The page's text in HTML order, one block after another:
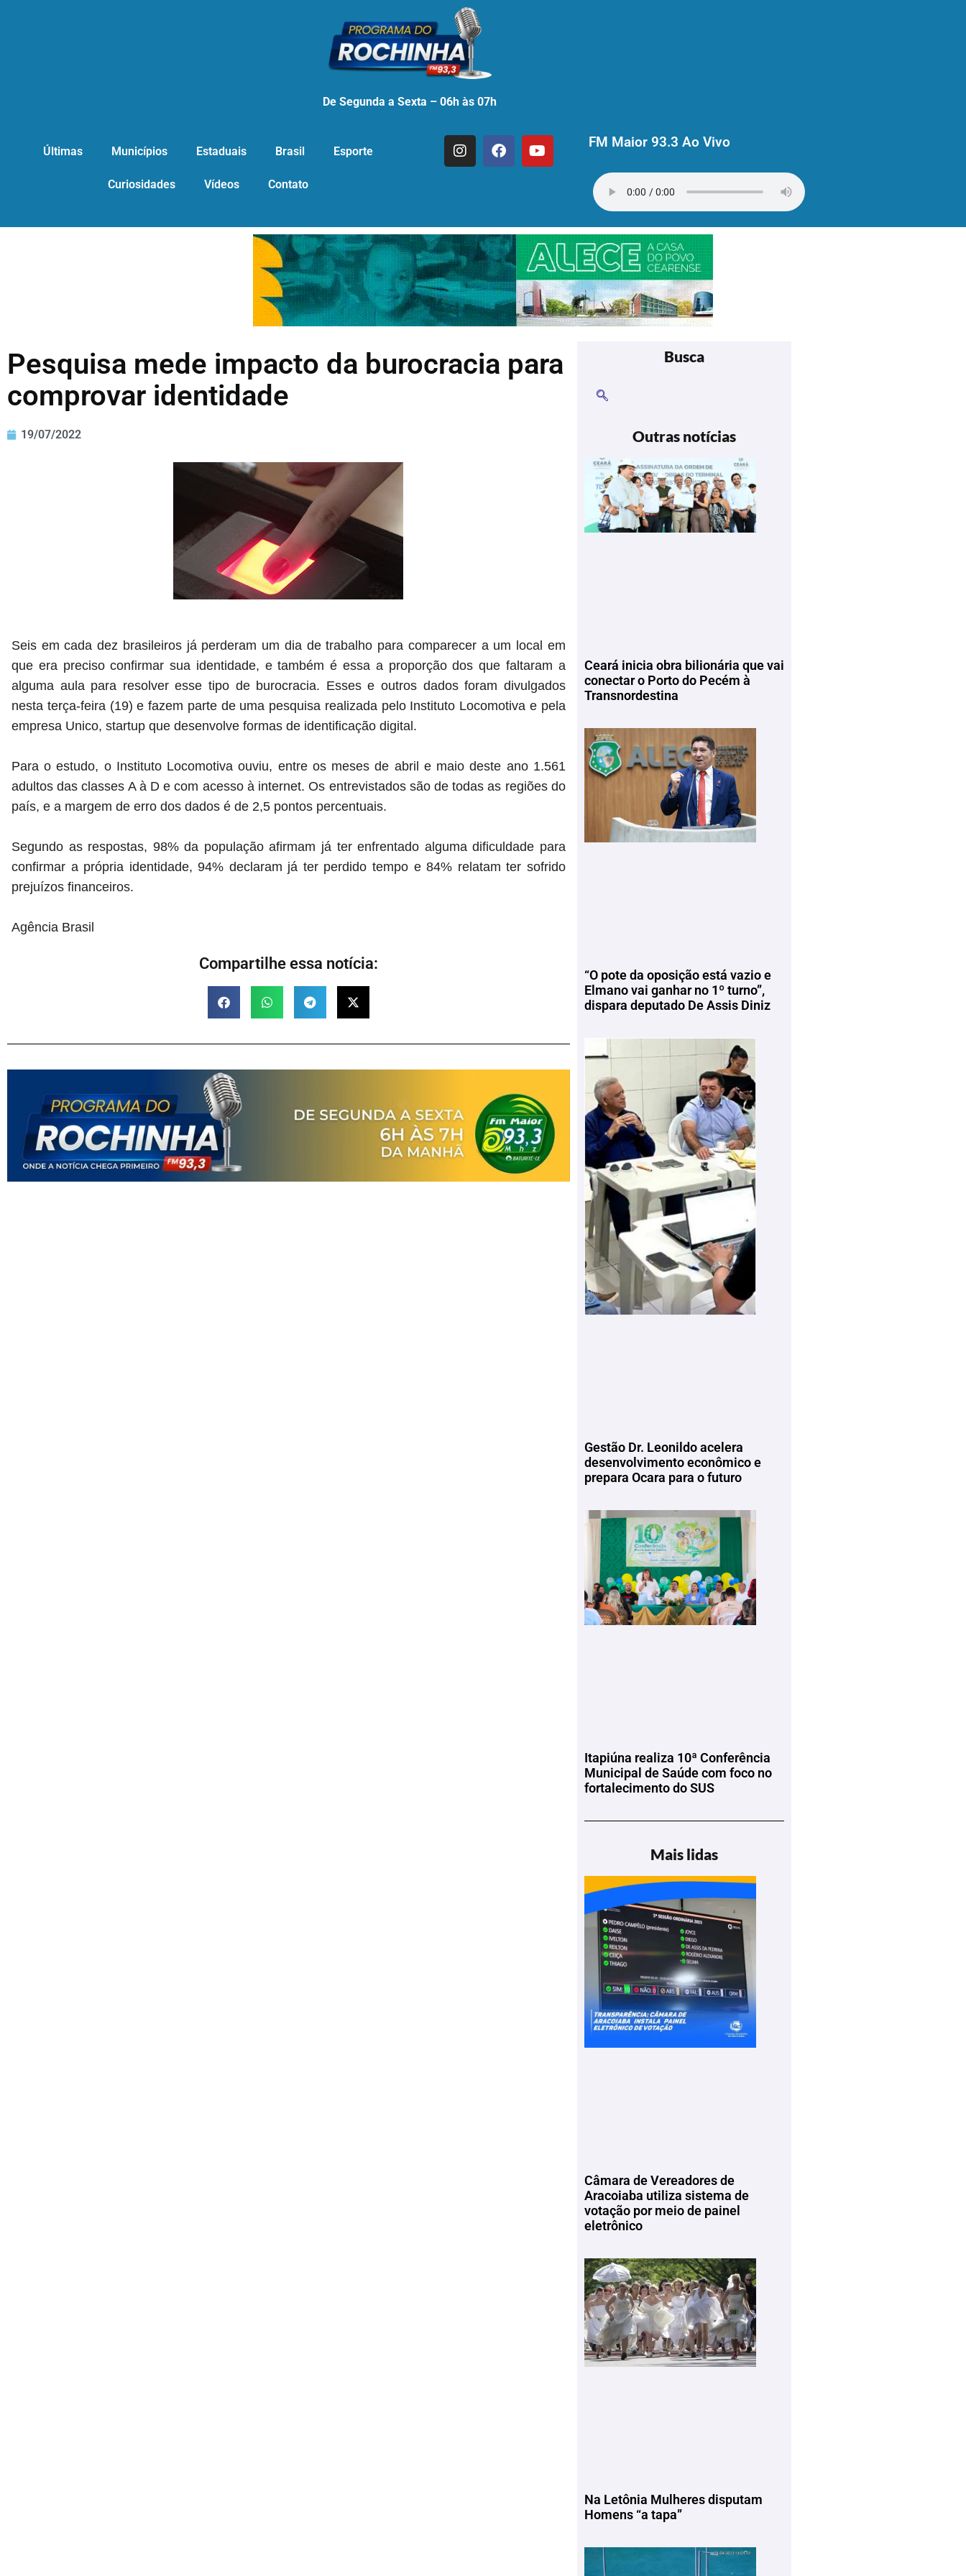
De Segunda a Sexta – 06h às 07h
Últimas Municípios Estaduais Brasil Esporte
Curiosidades Vídeos Contato
FM Maior 93.3 Ao Vivo
Pesquisa mede impacto da burocracia para
comprovar identidade
19/07/2022
Seis em cada dez brasileiros já perderam um dia de trabalho para comparecer a um local em
que era preciso confirmar sua identidade, e também é essa a proporção dos que faltaram a
alguma aula para resolver esse tipo de burocracia. Esses e outros dados foram divulgados
nesta terça-feira (19) e fazem parte de uma pesquisa realizada pelo Instituto Locomotiva e pela
empresa Unico, startup que desenvolve formas de identificação digital.
Para o estudo, o Instituto Locomotiva ouviu, entre os meses de abril e maio deste ano 1.561
adultos das classes A à D e com acesso à internet. Os entrevistados são de todas as regiões do
país, e a margem de erro dos dados é de 2,5 pontos percentuais.
Segundo as respostas, 98% da população afirmam já ter enfrentado alguma dificuldade para
confirmar a própria identidade, 94% declaram já ter perdido tempo e 84% relatam ter sofrido
prejuízos financeiros.
Agência Brasil
Compartilhe essa notícia:
Busca
Outras notícias
Ceará inicia obra bilionária que vai
conectar o Porto do Pecém à
Transnordestina
“O pote da oposição está vazio e
Elmano vai ganhar no 1º turno”,
dispara deputado De Assis Diniz
Gestão Dr. Leonildo acelera
desenvolvimento econômico e
prepara Ocara para o futuro
Itapiúna realiza 10ª Conferência
Municipal de Saúde com foco no
fortalecimento do SUS
Mais lidas
Câmara de Vereadores de
Aracoiaba utiliza sistema de
votação por meio de painel
eletrônico
Na Letônia Mulheres disputam
Homens “a tapa”